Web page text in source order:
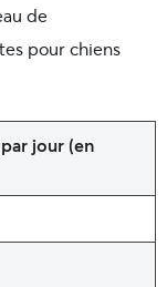
de
pour chiens
jour (en